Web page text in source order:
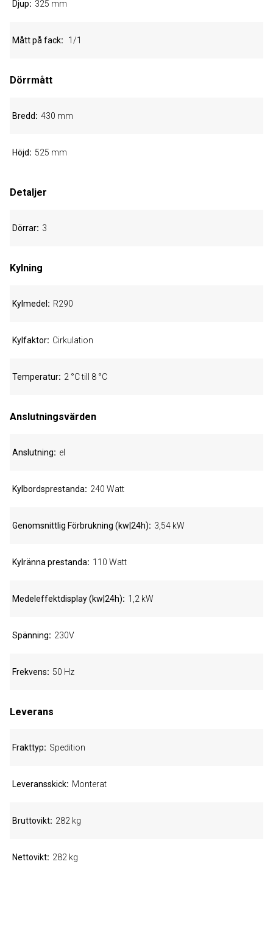
Djup 325 mm
Mått på fack 1/1
Dörrmått
Bredd 430 mm
Höjd 525 mm
Detaljer
Dörrar 3
Kylning
Kylmedel R290
Kylfaktor Cirkulation
Temperatur 2 °C till 8 °C
Anslutningsvärden
Anslutning el
Kylbordsprestanda 240 Watt
Genomsnittlig Förbrukning (kw|24h) 3,54 kW
Kylränna prestanda 110 Watt
Medeleffektdisplay (kw|24h) 1,2 kW
Spänning 230V
Frekvens 50 Hz
Leverans
Frakttyp Spedition
Leveransskick Monterat
Bruttovikt 282 kg
Nettovikt 282 kg